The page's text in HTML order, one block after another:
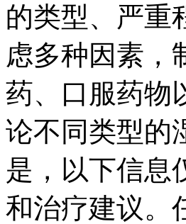
的类型、严重
虑多种因素，
药、口服药物
论不同类型的
是，以下信息
和治疗建议。